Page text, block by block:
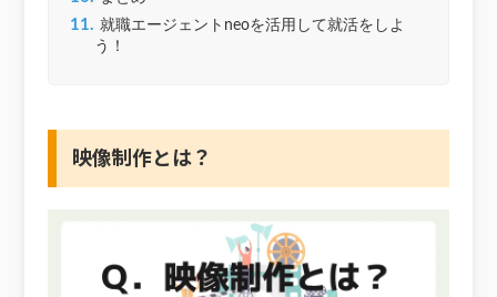
11. 就職エージェントneoを活用して就活をしよ
う！
映像制作とは？